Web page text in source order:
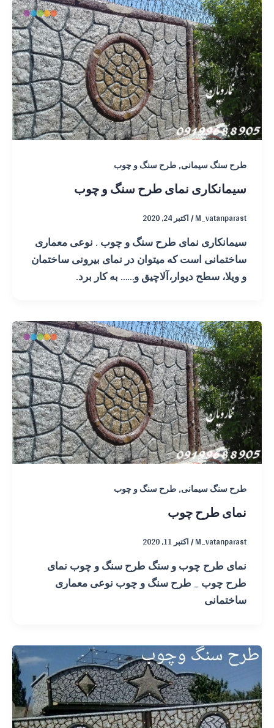
طرح سنگ سیمانی,طرح سنگ و چوب
سیمانکاری نمای طرح سنگ و چوب
M_vatanparast
/اکتبر 24, 2020
سیمانکاری نمای طرح سنگ و چوب . نوعی معماری
ساختمانی است که میتوان در نمای بیرونی ساختمان
و ویلا، سطح دیوار،آلاچیق و…… به کار برد.
طرح سنگ سیمانی,طرح سنگ و چوب
نمای طرح چوب
M_vatanparast
/اکتبر 11, 2020
نمای طرح چوب و سنگ طرح سنگ و چوب نمای
طرح چوب _ طرح سنگ و چوب نوعی معماری
ساختمانی